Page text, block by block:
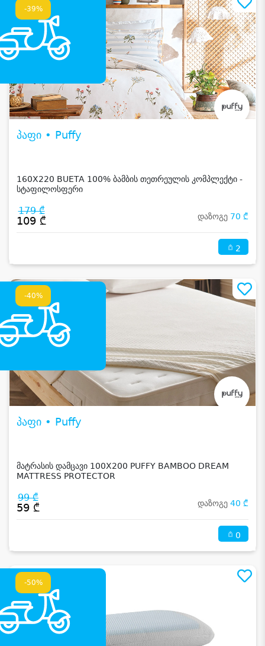
-39%
პაფი • Puffy
160X220 BUETA 100% ბამბის თეთრეულის კომპლექტი -
სტაფილოსფერი
179 ₾
109 ₾ დაზოგე 70 ₾
2
-40%
პაფი • Puffy
მატრასის დამცავი 100X200 PUFFY BAMBOO DREAM
MATTRESS PROTECTOR
99 ₾
59 ₾ დაზოგე 40 ₾
0
-50%